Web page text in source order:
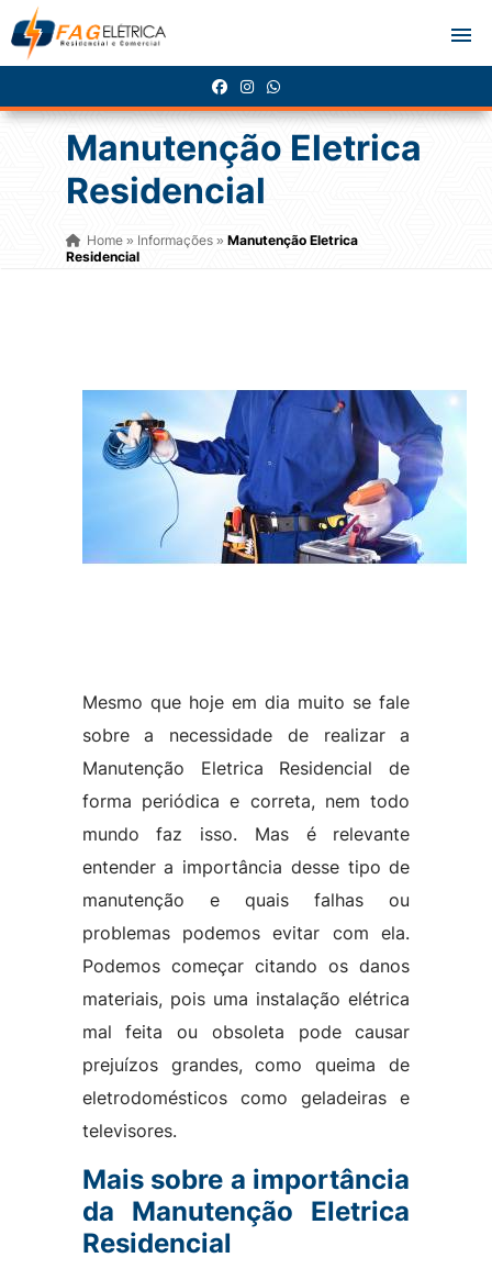
Manutenção Eletrica
Residencial
Home» Informações » Manutenção Eletrica
Residencial
Mesmo que hoje em dia muito se fale
sobre a necessidade de realizar a
Manutenção Eletrica Residencial de
forma periódica e correta, nem todo
mundo faz isso. Mas é relevante
entender a importância desse tipo de
manutenção e quais falhas ou
problemas podemos evitar com ela.
Podemos começar citando os danos
materiais, pois uma instalação elétrica
mal feita ou obsoleta pode causar
prejuízos grandes, como queima de
eletrodomésticos como geladeiras e
televisores.
Mais sobre a importância
da Manutenção Eletrica
Residencial